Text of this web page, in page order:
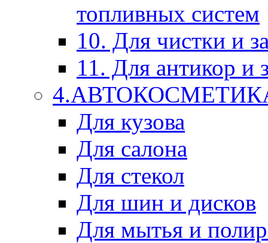
топливных систем
10. Для чистки и
11. Для антикор и
Для кузова
Для салона
Для стекол
Для шин и дисков
Для мытья и